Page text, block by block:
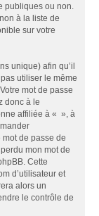
publiques ou non.
à la liste de
sur votre
unique) afin qu’il
utiliser le même
mot de passe
donc à le
affiliée à « », à
de passe de
mon mot de
Cette
d’utilisateur et
alors un
le contrôle de